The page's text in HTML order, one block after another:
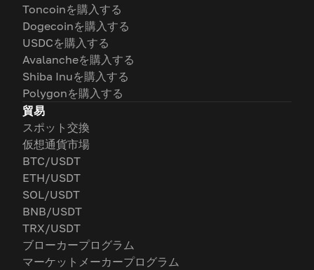
Toncoinを購入する
Dogecoinを購入する
USDCを購入する
Avalancheを購入する
Shiba Inuを購入する
Polygonを購入する
貿易
スポット交換
仮想通貨市場
BTC/USDT
ETH/USDT
SOL/USDT
BNB/USDT
TRX/USDT
ブローカープログラム
マーケットメーカープログラム